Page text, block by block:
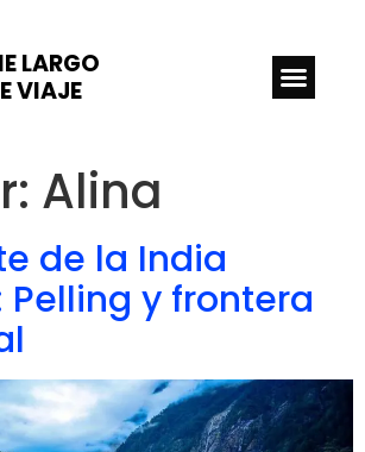
LARGO
VIAJE
Alina
de la India
Pelling y frontera